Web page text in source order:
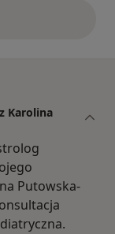
Karolina
Putowska-